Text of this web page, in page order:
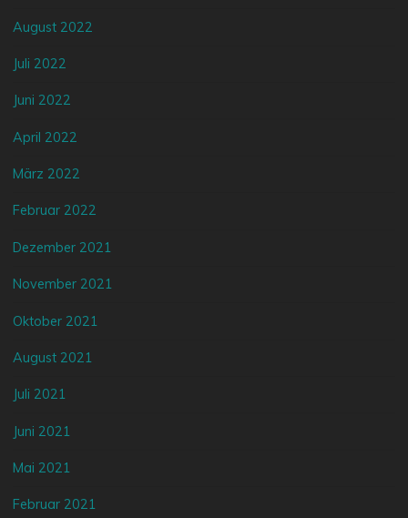
August 2022
Juli 2022
Juni 2022
April 2022
März 2022
Februar 2022
Dezember 2021
November 2021
Oktober 2021
August 2021
Juli 2021
Juni 2021
Mai 2021
Februar 2021